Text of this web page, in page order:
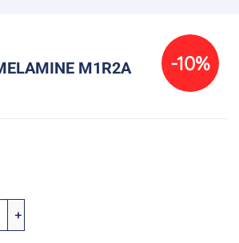
-10%
M1R2A
M1R2A số lượng